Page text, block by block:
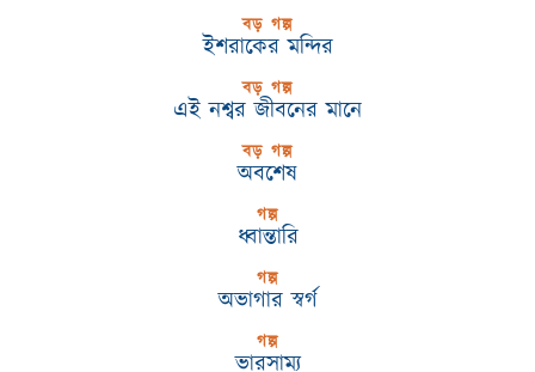
বড় গল্প
ইশরাকের মন্দির
বড় গল্প
এই নশ্বর জীবনের মানে
বড় গল্প
অবশেষ
গল্প
ধ্বান্তারি
গল্প
অভাগার স্বর্গ
গল্প
ভারসাম্য